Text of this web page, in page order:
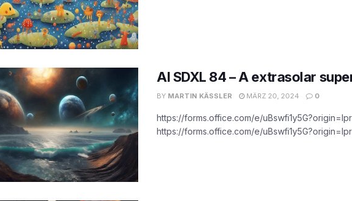
AI SDXL 84 – A extrasolar
BY MARTIN KÄSSLER MÄRZ 20, 2024 0
https://forms.office.com/e/
https://forms.office.com/e/